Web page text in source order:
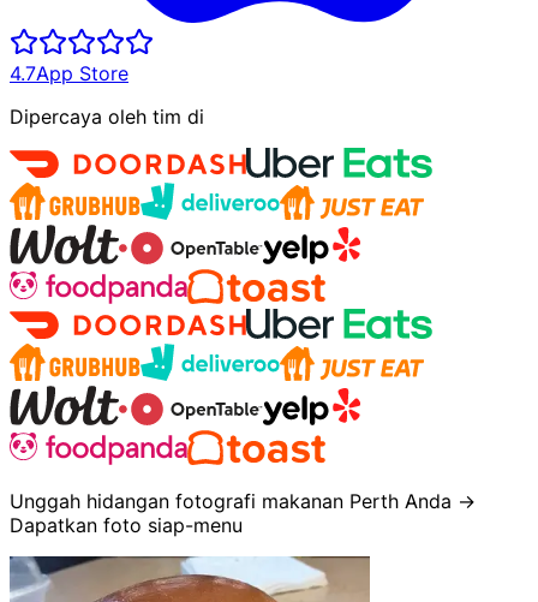
4.7App Store
Dipercaya oleh tim di
Unggah hidangan fotografi makanan Perth Anda →
Dapatkan foto siap-menu